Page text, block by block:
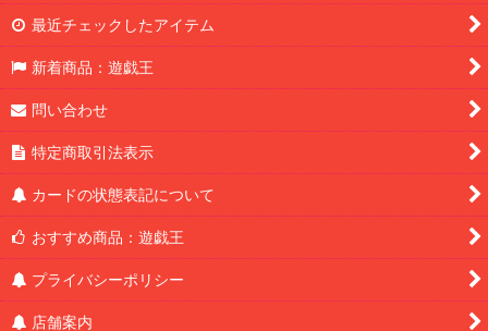
最近チェックしたアイテム
新着商品：遊戯王
問い合わせ
特定商取引法表示
カードの状態表記について
おすすめ商品：遊戯王
プライバシーポリシー
店舗案内